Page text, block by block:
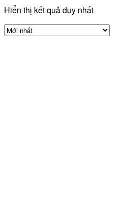
Hiển thị kết quả duy nhất